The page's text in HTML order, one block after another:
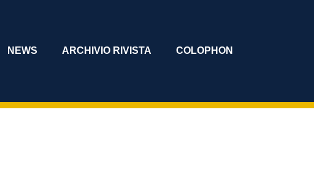
NEWS ARCHIVIO RIVISTA COLOPHON